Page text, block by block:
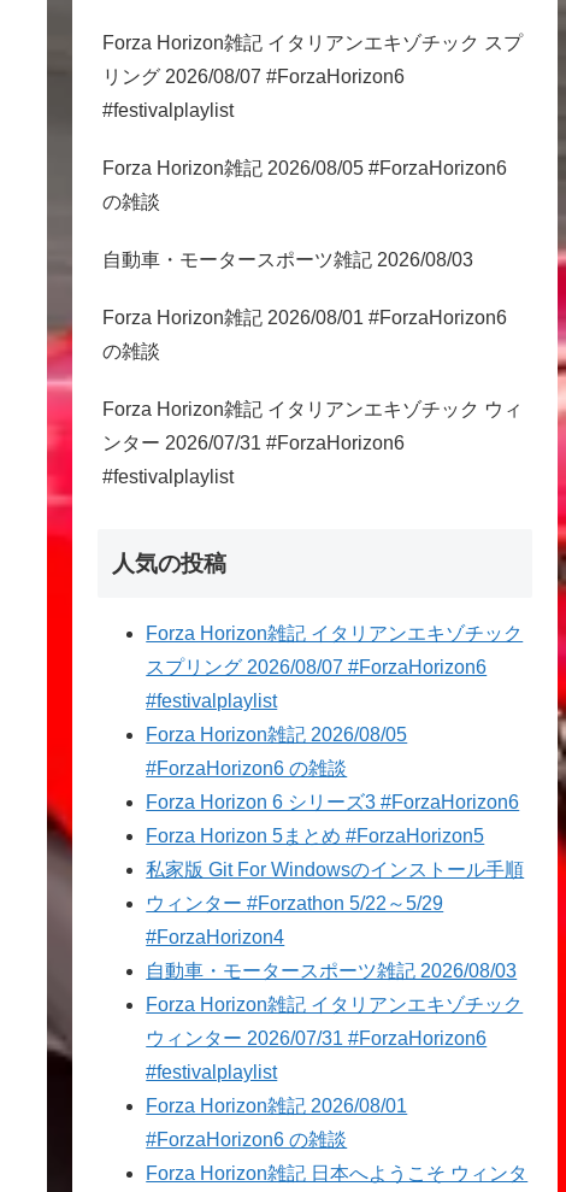
Forza Horizon雑記 イタリアンエキゾチック スプ
リング 2026/08/07 #ForzaHorizon6
#festivalplaylist
Forza Horizon雑記 2026/08/05 #ForzaHorizon6
の雑談
自動車・モータースポーツ雑記 2026/08/03
Forza Horizon雑記 2026/08/01 #ForzaHorizon6
の雑談
Forza Horizon雑記 イタリアンエキゾチック ウィ
ンター 2026/07/31 #ForzaHorizon6
#festivalplaylist
人気の投稿
Forza Horizon雑記 イタリアンエキゾチック
スプリング 2026/08/07 #ForzaHorizon6
#festivalplaylist
Forza Horizon雑記 2026/08/05
#ForzaHorizon6 の雑談
Forza Horizon 6 シリーズ3 #ForzaHorizon6
Forza Horizon 5まとめ #ForzaHorizon5
私家版 Git For Windowsのインストール手順
ウィンター #Forzathon 5/22～5/29
#ForzaHorizon4
自動車・モータースポーツ雑記 2026/08/03
Forza Horizon雑記 イタリアンエキゾチック
ウィンター 2026/07/31 #ForzaHorizon6
#festivalplaylist
Forza Horizon雑記 2026/08/01
#ForzaHorizon6 の雑談
Forza Horizon雑記 日本へようこそ ウィンタ